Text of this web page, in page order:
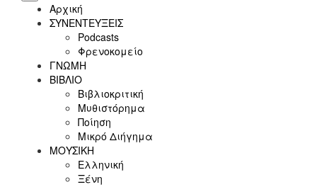
Αρχική
ΣΥΝΕΝΤΕΥΞΕΙΣ
Podcasts
Φρενοκομείο
ΓΝΩΜΗ
ΒΙΒΛΙΟ
Βιβλιοκριτική
Μυθιστόρημα
Ποίηση
Μικρό Διήγημα
ΜΟΥΣΙΚΗ
Ελληνική
Ξένη